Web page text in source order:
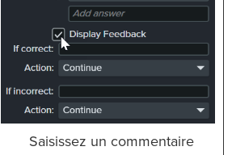
Saisissez un commentaire